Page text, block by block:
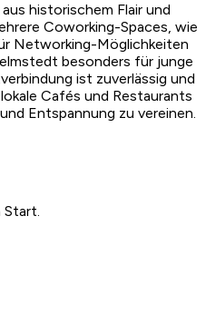
historischem Flair und
Coworking-Spaces, wie
Networking-Möglichkeiten
besonders für junge
ist zuverlässig und
Cafés und Restaurants
Entspannung zu vereinen.
Start.